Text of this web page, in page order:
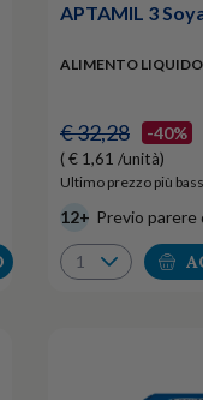
APTAMIL 3
ALIMENTO
€ 32,28 -40%
( € 1,61 /unità)
Ultimo prezzo più
12+ Previo parere